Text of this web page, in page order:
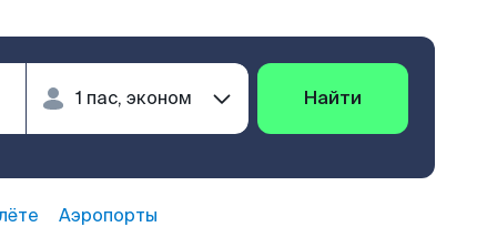
Найти
Аэропорты